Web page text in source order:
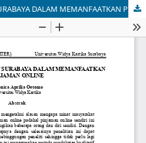
PERILAKU MASYARAKAT SURABAYA DALAM MEMANFAATKAN PINJAMAN ONLINE